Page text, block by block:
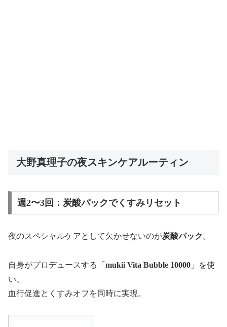
大野真理子の夜スキンケアルーティン
週2〜3回：炭酸パックでくすみリセット
夜のスペシャルケアとして欠かせないのが炭酸パック 。
自身がプロデュースする「 mukii Vita Bubble 10000 」を使
い、
血行促進とくすみオフを同時に実現。